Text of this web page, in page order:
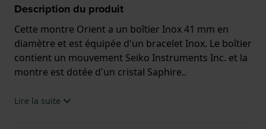
Description du produit
Cette montre Orient a un boîtier Inox 41 mm en
diamètre et est équipée d'un bracelet Inox. Le boîtier
contient un mouvement Seiko Instruments Inc. et la
montre est dotée d'un cristal Saphire..
La montre est 5 ATM. Cela signifie que la montre est
Lire la suite